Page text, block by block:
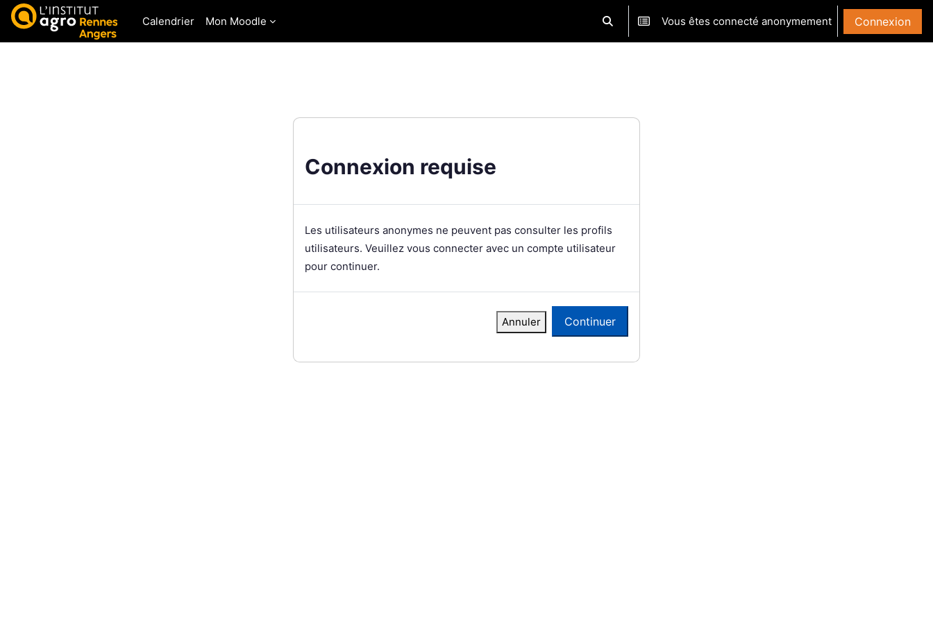
Passer au contenu principal
Calendrier
Mon Moodle Activer/désactiver la saisie de recherche
Vous êtes connecté anonymement Connexion
Connexion requise
Les utilisateurs anonymes ne peuvent pas consulter les profils
utilisateurs. Veuillez vous connecter avec un compte utilisateur
pour continuer.
Annuler Continuer